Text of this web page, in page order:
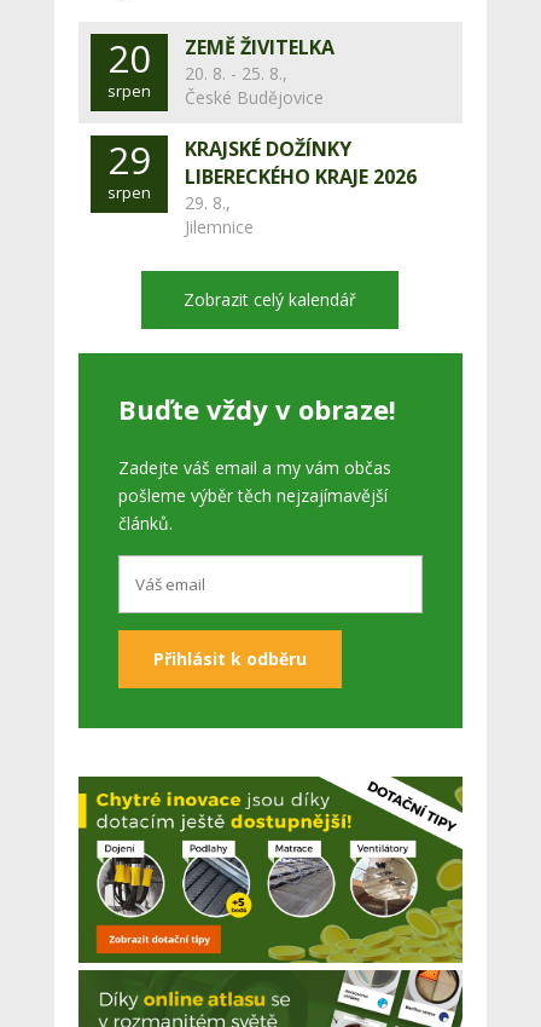
20
srpen
ZEMĚ ŽIVITELKA
20. 8. - 25. 8.,
České Budějovice
29
srpen
KRAJSKÉ DOŽÍNKY
LIBERECKÉHO KRAJE 2026
29. 8.,
Jilemnice
Zobrazit celý kalendář
Buďte vždy v obraze!
Zadejte váš email a my vám občas
pošleme výběr těch nejzajímavější
článků.